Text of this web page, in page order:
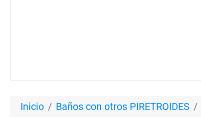
Inicio Baños con otros PIRETROIDES